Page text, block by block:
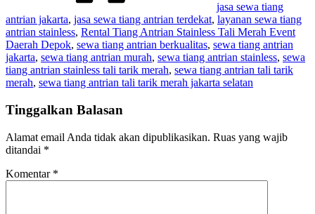
jasa sewa tiang
antrian jakarta, jasa sewa tiang antrian terdekat, layanan sewa tiang
antrian stainless, Rental Tiang Antrian Stainless Tali Merah Event
Daerah Depok, sewa tiang antrian berkualitas, sewa tiang antrian
jakarta, sewa tiang antrian murah, sewa tiang antrian stainless, sewa
tiang antrian stainless tali tarik merah, sewa tiang antrian tali tarik
merah, sewa tiang antrian tali tarik merah jakarta selatan
Tinggalkan Balasan
Alamat email Anda tidak akan dipublikasikan. Ruas yang wajib
ditandai *
Komentar *